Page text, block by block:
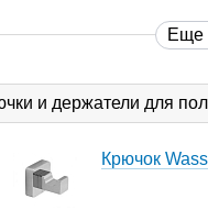
Еще
и держатели для
Крючок